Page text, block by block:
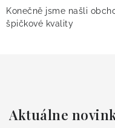
Konečně jsme našli
špičkové kvality
Aktuálne